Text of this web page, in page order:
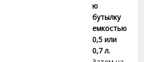
ю
бутылку
емкостью
0,5 или
0,7 л.